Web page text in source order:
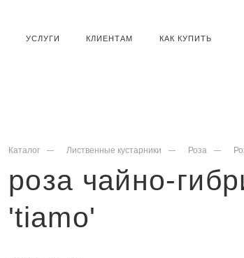
УСЛУГИ КЛИЕНТАМ КАК КУПИТЬ
Каталог Лиственные кустарники Роза
роза чайно-
'tiamo'